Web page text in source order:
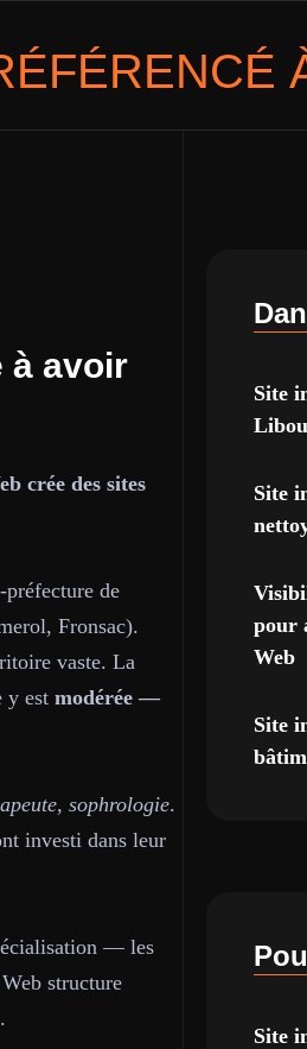
à avoir
crée des sites
de
Fronsac).
vaste. La
y est modérée —
sophrologie.
investi dans leur
— les
structure
Site
Site
pour
Web
Site
Site